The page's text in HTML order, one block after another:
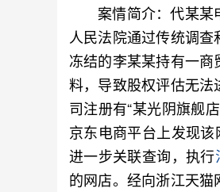
案情简介：代某某
人民法院通过传统调
冻结的李某某持有一
料，导致股权评估无
司注册有“某光阴旗舰
京东电商平台上发现
进一步关联查询，执行
的网店。经向浙江天猫